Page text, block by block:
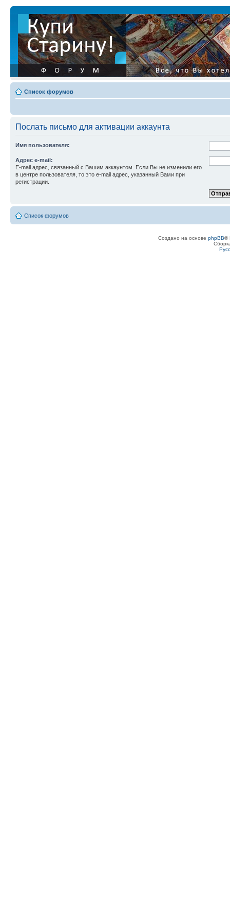
Список форумов
Послать письмо для активации аккаунта
Имя пользователя:
Адрес e-mail:
E-mail адрес, связанный с Вашим аккаунтом. Если Вы не изменили его
в центре пользователя, то это e-mail адрес, указанный Вами при
регистрации.
Список форумов
Создано на основе phpBB®